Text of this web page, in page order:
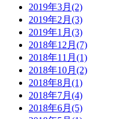
2019年3月(2)
2019年2月(3)
2019年1月(3)
2018年12月(7)
2018年11月(1)
2018年10月(2)
2018年8月(1)
2018年7月(4)
2018年6月(5)